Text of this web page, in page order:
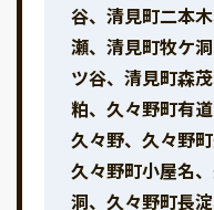
谷、清見町二本
瀬、清見町牧ケ
ツ谷、清見町森
粕、久々野町有
久々野、久々野
久々野町小屋名
洞、久々野町長